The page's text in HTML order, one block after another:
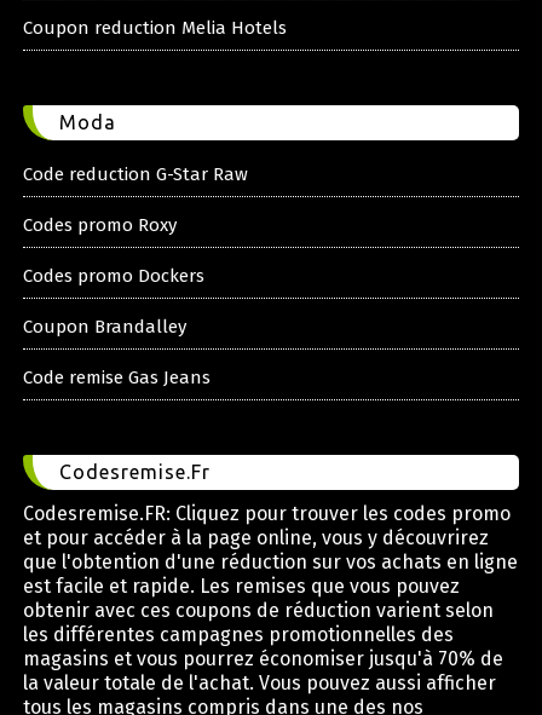
Coupon reduction Melia Hotels
Moda
Code reduction G-Star Raw
Codes promo Roxy
Codes promo Dockers
Coupon Brandalley
Code remise Gas Jeans
Codesremise.Fr
Codesremise.FR: Cliquez pour trouver les codes promo
et pour accéder à la page online, vous y découvrirez
que l'obtention d'une réduction sur vos achats en ligne
est facile et rapide. Les remises que vous pouvez
obtenir avec ces coupons de réduction varient selon
les différentes campagnes promotionnelles des
magasins et vous pourrez économiser jusqu'à 70% de
la valeur totale de l'achat. Vous pouvez aussi afficher
tous les magasins compris dans une des nos